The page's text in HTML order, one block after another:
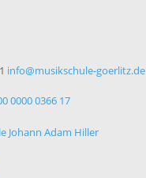
info@musikschule-goerlitz.de
0000 0366 17